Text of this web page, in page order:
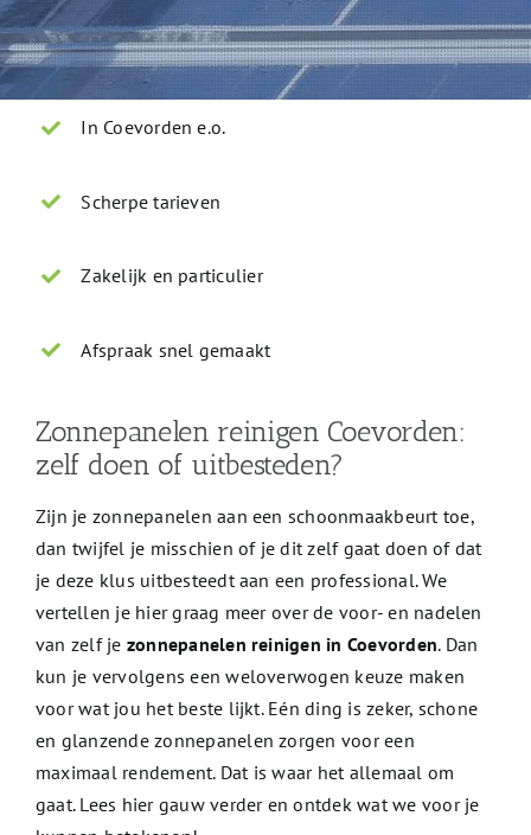
In Coevorden e.o.
Scherpe tarieven
Zakelijk en particulier
Afspraak snel gemaakt
Zonnepanelen reinigen Coevorden:
zelf doen of uitbesteden?
Zijn je zonnepanelen aan een schoonmaakbeurt toe,
dan twijfel je misschien of je dit zelf gaat doen of dat
je deze klus uitbesteedt aan een professional. We
vertellen je hier graag meer over de voor- en nadelen
van zelf je zonnepanelen reinigen in Coevorden. Dan
kun je vervolgens een weloverwogen keuze maken
voor wat jou het beste lijkt. Eén ding is zeker, schone
en glanzende zonnepanelen zorgen voor een
maximaal rendement. Dat is waar het allemaal om
gaat. Lees hier gauw verder en ontdek wat we voor je